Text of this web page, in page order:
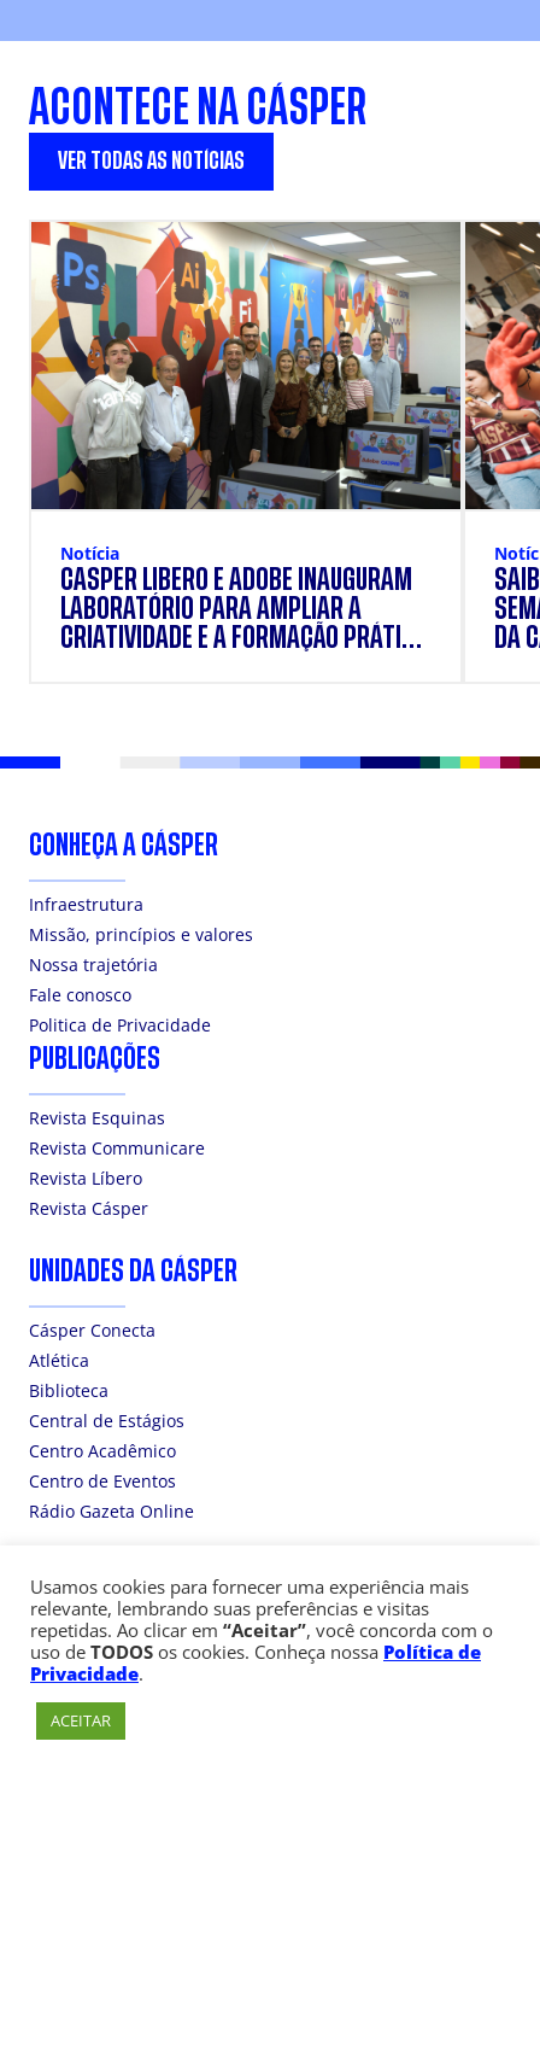
ACONTECE NA CÁSPER
VER TODAS AS NOTÍCIAS
Notícia
CÁSPER LÍBERO E ADOBE INAUGURAM
LABORATÓRIO PARA AMPLIAR A
CRIATIVIDADE E A FORMAÇÃO PRÁTICA
DA
CONHEÇA A CÁSPER
Infraestrutura
Missão, princípios e valores
Nossa trajetória
Fale conosco
Politica de Privacidade
PUBLICAÇÕES
Revista Esquinas
Revista Communicare
Revista Líbero
Revista Cásper
UNIDADES DA CÁSPER
Cásper Conecta
Atlética
Biblioteca
Central de Estágios
Centro Acadêmico
Centro de Eventos
Rádio Gazeta Online
A CÁSPER NAS REDES SOCIAIS
FacebookInstagram
X YoutubeLinkedInTikTok
Consulte aqui o cadastro da Instituição no
Usamos cookies para fornecer uma experiência mais
relevante, lembrando suas preferências e visitas
repetidas. Ao clicar em “Aceitar”, você concorda com o
uso de TODOS os cookies. Conheça nossa Política de
Privacidade.
ACEITAR